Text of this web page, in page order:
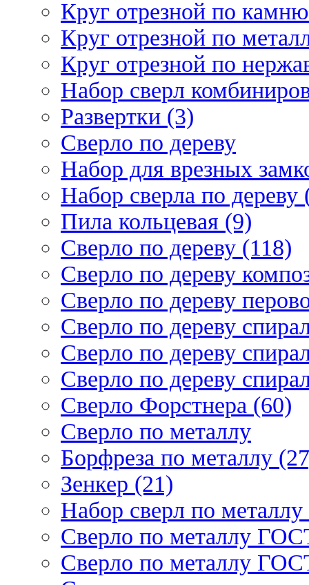
Круг отрезной по
Круг отрезной по
Круг отрезной по
Набор сверл
Развертки (3)
Сверло по дереву
Набор для врезных
Набор сверла по дереву
Пила кольцевая (9)
Сверло по дереву (118)
Сверло по дереву
Сверло по дереву
Сверло по дереву
Сверло по дереву
Сверло по дереву
Сверло Форстнера (60)
Сверло по металлу
Борфреза по металлу
Зенкер (21)
Набор сверл по
Сверло по металлу
Сверло по металлу